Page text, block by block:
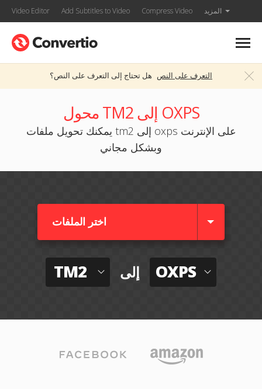
Video Editor Add Subtitles to Video Compress Video المزيد
هل تحتاج إلى التعرف على النص؟ التعرف على النص
محول TM2 إلى OXPS
يمكنك تحويل ملفات tm2 إلى oxps على الإنترنت
وبشكل مجاني
اختر الملفات
TM2 إلى OXPS